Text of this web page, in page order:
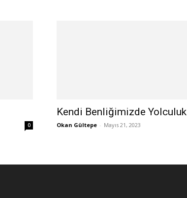
0
Kendi Benliğimizde Yolculuk
Okan Gültepe - Mayıs 21, 2023